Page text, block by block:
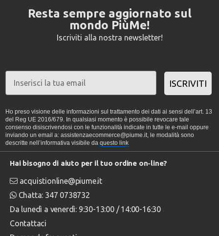
Resta sempre aggiornato sul
mondo PiùMe!
Iscriviti alla nostra newsletter!
ISCRIVITI
Ho preso visione delle informazioni sul trattamento dei dati ai sensi dell’art. 13
del Reg UE 2016/679. In qualsiasi momento è possibile revocare tale
consenso disiscrivendosi con le funzionalità indicate in tutte le e-mail oppure
inviando un email a: assistenzaecommerce@piume.it, le modalità sono
descritte nell’informativa visibile da questo link
Hai bisogno di aiuto per il tuo ordine on-line?
acquistionline@piume.it
Chatta: 347 0738732
Da lunedì a venerdì: 9:30-13:00 / 14:00-16:30
Contattaci